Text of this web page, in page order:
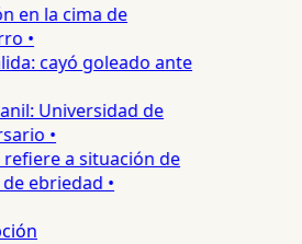
en la cima de
•
cayó goleado ante
Universidad de
•
a situación de
ebriedad •